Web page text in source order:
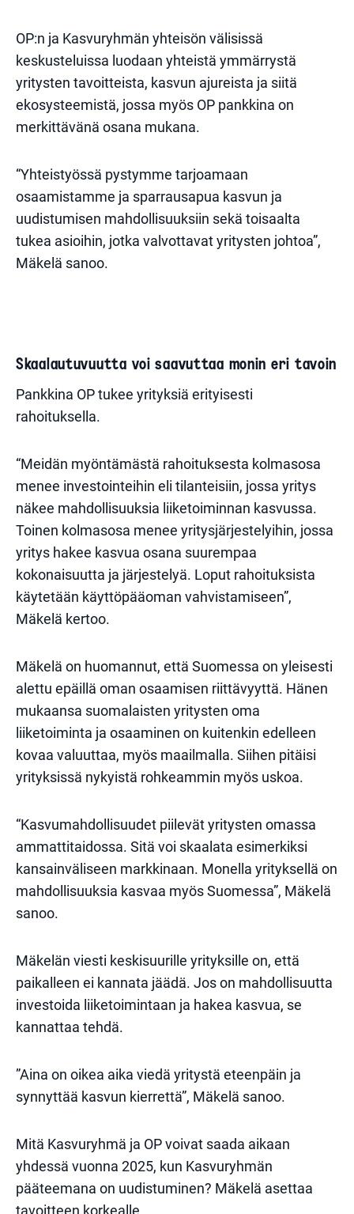
OP:n ja Kasvuryhmän yhteisön välisissä
keskusteluissa luodaan yhteistä ymmärrystä
yritysten tavoitteista, kasvun ajureista ja siitä
ekosysteemistä, jossa myös OP pankkina on
merkittävänä osana mukana.
“Yhteistyössä pystymme tarjoamaan
osaamistamme ja sparrausapua kasvun ja
uudistumisen mahdollisuuksiin sekä toisaalta
tukea asioihin, jotka valvottavat yritysten johtoa”,
Mäkelä sanoo.
Skaalautuvuutta voi saavuttaa monin eri tavoin
Pankkina OP tukee yrityksiä erityisesti
rahoituksella.
“Meidän myöntämästä rahoituksesta kolmasosa
menee investointeihin eli tilanteisiin, jossa yritys
näkee mahdollisuuksia liiketoiminnan kasvussa.
Toinen kolmasosa menee yritysjärjestelyihin, jossa
yritys hakee kasvua osana suurempaa
kokonaisuutta ja järjestelyä. Loput rahoituksista
käytetään käyttöpääoman vahvistamiseen”,
Mäkelä kertoo.
Mäkelä on huomannut, että Suomessa on yleisesti
alettu epäillä oman osaamisen riittävyyttä. Hänen
mukaansa suomalaisten yritysten oma
liiketoiminta ja osaaminen on kuitenkin edelleen
kovaa valuuttaa, myös maailmalla. Siihen pitäisi
yrityksissä nykyistä rohkeammin myös uskoa.
“Kasvumahdollisuudet piilevät yritysten omassa
ammattitaidossa. Sitä voi skaalata esimerkiksi
kansainväliseen markkinaan. Monella yrityksellä on
mahdollisuuksia kasvaa myös Suomessa”, Mäkelä
sanoo.
Mäkelän viesti keskisuurille yrityksille on, että
paikalleen ei kannata jäädä. Jos on mahdollisuutta
investoida liiketoimintaan ja hakea kasvua, se
kannattaa tehdä.
”Aina on oikea aika viedä yritystä eteenpäin ja
synnyttää kasvun kierrettä”, Mäkelä sanoo.
Mitä Kasvuryhmä ja OP voivat saada aikaan
yhdessä vuonna 2025, kun Kasvuryhmän
pääteemana on uudistuminen? Mäkelä asettaa
tavoitteen korkealle.